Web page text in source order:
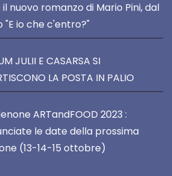
il nuovo romanzo di Mario Pini, dal
"E io che c'entro?"
JULII E CASARSA SI
LA POSTA IN PALIO
ARTandFOOD 2023 :
le date della prossima
(13-14-15 ottobre)